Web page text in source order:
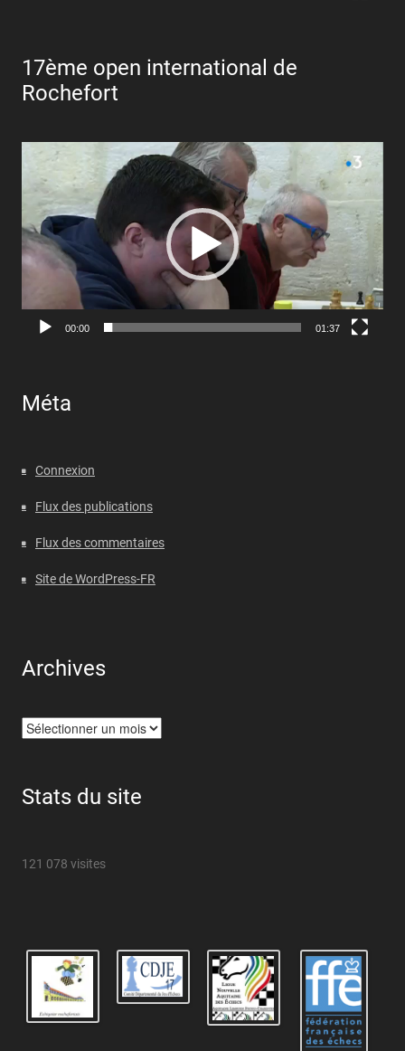
17ème open international de
Rochefort
Lecteur
00:00 01:37
Méta
Connexion
Flux des publications
Flux des commentaires
Site de WordPress-FR
Archives
Archives
Stats du site
121 078 visites